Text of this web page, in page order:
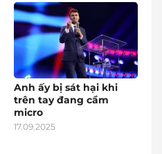
Anh ấy bị sát hại khi
trên tay đang cầm
micro
17.09.2025